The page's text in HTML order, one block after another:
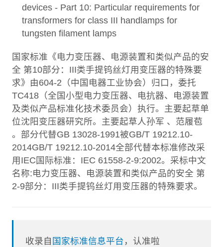
devices - Part 10: Particular requirements for
transformers for class III handlamps for
tungsten filament lamps
国家标准《电力变压器、电源装置和类似产品的安
全 第10部分：III类手提钨丝灯用变压器的特殊要
求》由604-2（中国电器工业协会）归口，委托
TC418（全国小型电力变压器、电抗器、电源装置
及类似产品标准化技术委员会）执行。主要起草单
位沈阳变压器研究所。主要起草人孙军 、范履苞
。部分代替GB 13028-1991被GB/T 19212.10-
2014GB/T 19212.10-2014全部代替本标准修改采
用IEC国际标准：IEC 61558-2-9:2002。采标中文
名称:电力变压器、电源装置和类似产品的安全 第
2-9部分：III类手提钨丝灯用变压器的特殊要求。
收录自 国家标准信息平台 ，认准啦